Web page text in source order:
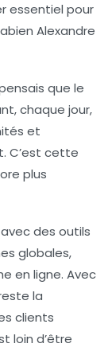
essentiel pour
Alexandre
que le
chaque jour,
et
C’est cette
plus
des outils
globales,
en ligne. Avec
la
clients
loin d’être